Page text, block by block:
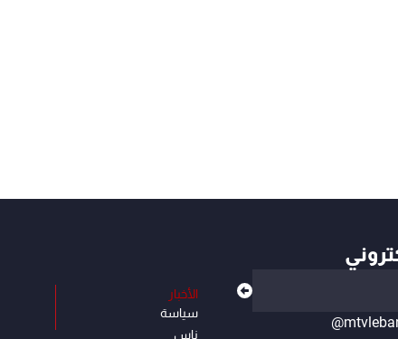
الأخبار
سياسة
ناس